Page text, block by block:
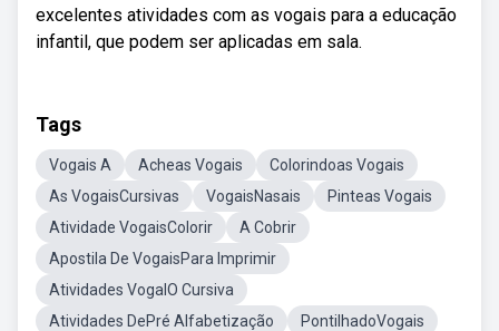
excelentes atividades com as vogais para a educação
infantil, que podem ser aplicadas em sala.
Tags
Vogais A Acheas Vogais
Colorindoas Vogais
As VogaisCursivas
VogaisNasais
Pinteas Vogais
Atividade VogaisColorir
A Cobrir
Apostila De VogaisPara Imprimir
Atividades VogalO Cursiva
Atividades DePré Alfabetização
PontilhadoVogais